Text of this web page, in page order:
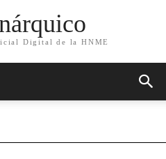
Digital de la HNME